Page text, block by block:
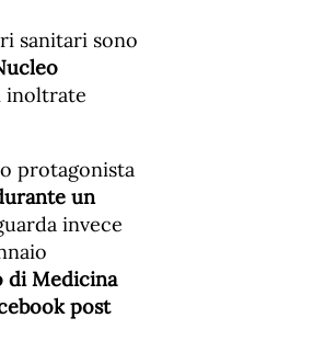
sanitari sono
inoltrate
protagonista
un
invece
di Medicina
post